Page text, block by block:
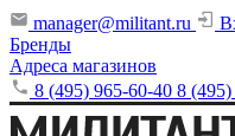
manager@militant.ru
Бренды
Адреса магазинов
8 (495) 965-60-40 8